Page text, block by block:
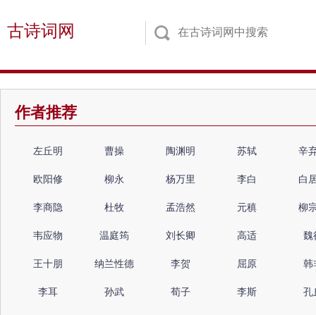
古诗词网
作者推荐
左丘明 曹操 陶渊明 苏轼 辛
欧阳修 柳永 杨万里 李白 白
李商隐 杜牧 孟浩然 元稹 柳
韦应物 温庭筠 刘长卿 高适 魏
王十朋 纳兰性德 李贺 屈原 韩
李耳 孙武 荀子 李斯 孔